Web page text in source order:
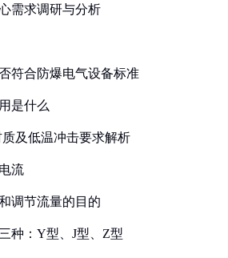
需求调研与分析
符合防爆电气设备标准
是什么
及低温冲击要求解析
流
调节流量的目的
种：Y型、J型、Z型